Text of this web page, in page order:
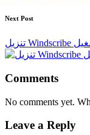
Next Post
Comments
No comments yet.
Leave a Reply